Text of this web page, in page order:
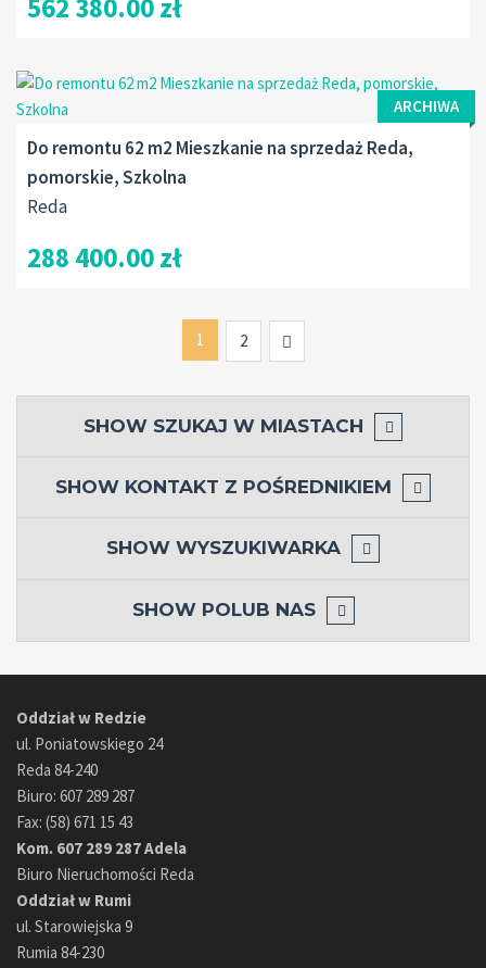
562 380.00 zł
ARCHIWA
Do remontu 62 m2 Mieszkanie na sprzedaż Reda,
pomorskie, Szkolna
Reda
288 400.00 zł
1 2 Next
SHOW SZUKAJ W MIASTACH
SHOW KONTAKT Z POŚREDNIKIEM
SHOW WYSZUKIWARKA
SHOW POLUB NAS
Oddział w Redzie
ul. Poniatowskiego 24
Reda 84-240
Biuro: 607 289 287
Fax: (58) 671 15 43
Kom. 607 289 287 Adela
Biuro Nieruchomości Reda
Oddział w Rumi
ul. Starowiejska 9
Rumia 84-230